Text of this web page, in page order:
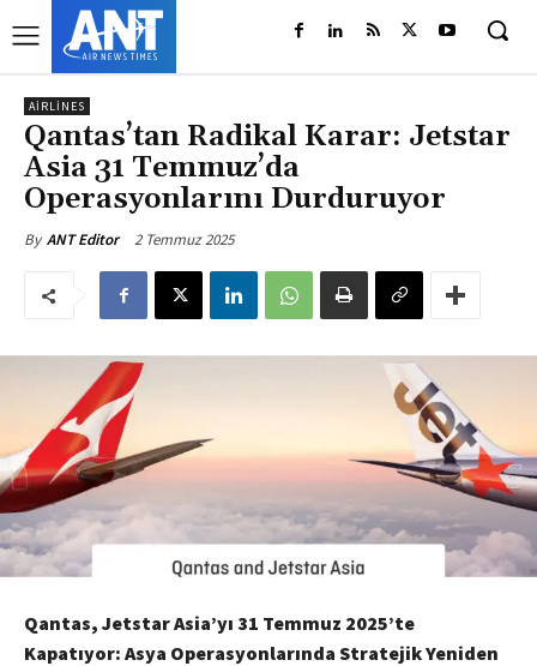
AIRLINES
Qantas’tan Radikal Karar: Jetstar
Asia 31 Temmuz’da
Operasyonlarını Durduruyor
By ANT Editor 2 Temmuz 2025
Qantas, Jetstar Asia’yı 31 Temmuz 2025’te
Kapatıyor: Asya Operasyonlarında Stratejik Yeniden